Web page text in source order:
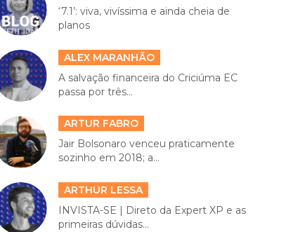
‘7.1’: viva, vivíssima e ainda cheia de
planos
ALEX MARANHÃO
A salvação financeira do Criciúma EC
passa por três...
ARTUR FABRO
Jair Bolsonaro venceu praticamente
sozinho em 2018; a...
ARTHUR LESSA
INVISTA-SE | Direto da Expert XP e as
primeiras dúvidas...